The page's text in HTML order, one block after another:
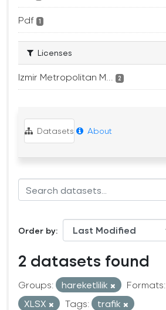
Pdf 1
Licenses
Izmir Metropolitan M... 2
Datasets About
Order by
2 datasets found
Groups: hareketlilik Formats:
XLSX
Tags:
trafik